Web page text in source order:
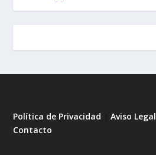
Política de Privacidad |Aviso Legal
Contacto